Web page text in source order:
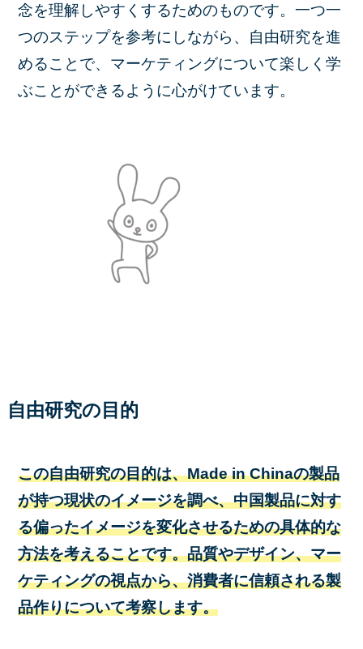
念を理解しやすくするためのものです。一つ一
つのステップを参考にしながら、自由研究を進
めることで、マーケティングについて楽しく学
ぶことができるように心がけています。
自由研究の目的
この自由研究の目的は、Made in Chinaの製品
が持つ現状のイメージを調べ、中国製品に対す
る偏ったイメージを変化させるための具体的な
方法を考えることです。品質やデザイン、マー
ケティングの視点から、消費者に信頼される製
品作りについて考察します。